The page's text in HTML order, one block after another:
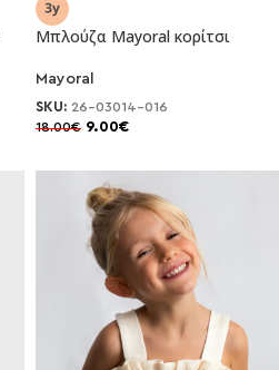
Μπλούζα Mayoral κορίτσι
Mayoral
SKU: 26-03014-016
18.00€ 9.00€